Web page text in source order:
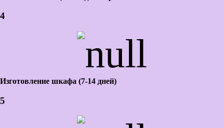
4
Изготовление шкафа (7-14 дней)
5